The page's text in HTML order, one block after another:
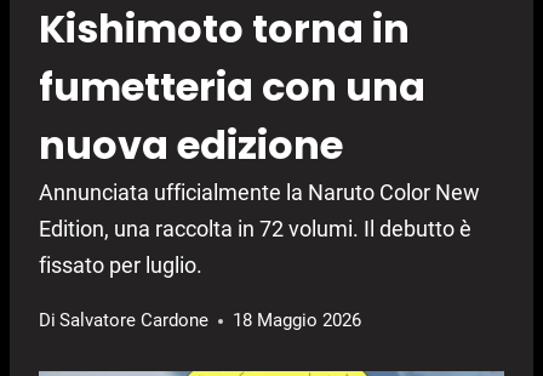
Kishimoto torna in
fumetteria con una
nuova edizione
Annunciata ufficialmente la Naruto Color New
Edition, una raccolta in 72 volumi. Il debutto è
fissato per luglio.
Di Salvatore Cardone 18 Maggio 2026